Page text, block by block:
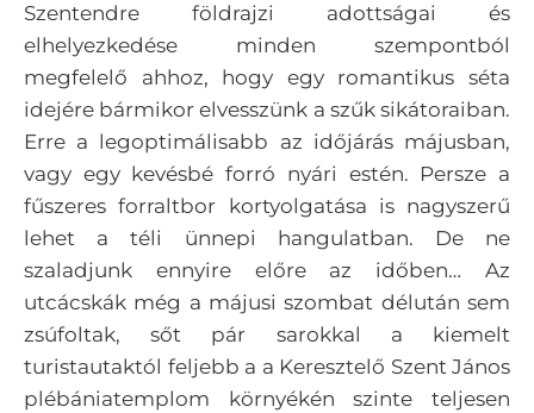
Szentendre földrajzi adottságai és
elhelyezkedése minden szempontból
megfelelő ahhoz, hogy egy romantikus séta
idejére bármikor elvesszünk a szűk sikátoraiban.
Erre a legoptimálisabb az időjárás májusban,
vagy egy kevésbé forró nyári estén. Persze a
fűszeres forraltbor kortyolgatása is nagyszerű
lehet a téli ünnepi hangulatban. De ne
szaladjunk ennyire előre az időben… Az
utcácskák még a májusi szombat délután sem
zsúfoltak, sőt pár sarokkal a kiemelt
turistautaktól feljebb a a Keresztelő Szent János
plébániatemplom környékén szinte teljesen